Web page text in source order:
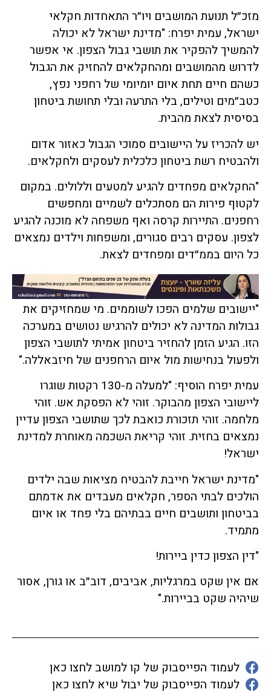
מזכ״ל תנועת המושבים ויו״ר התאחדות חקלאי
ישראל, עמית יפרח: "מדינת ישראל לא יכולה
להמשיך להפקיר את תושבי גבול הצפון. אי אפשר
לדרוש מהמושבים ומהחקלאים להחזיק את הגבול
כשהם חיים תחת איום יומיומי של רחפני נפץ,
כטב״מים וטילים, בלי התרעה ובלי תחושת ביטחון
בסיסית לצאת מהבית.
יש להכריז על היישובים סמוכי הגבול כאזור אדום
ולהבטיח רשת ביטחון כלכלית לעסקים ולחקלאים.
"החקלאים מפחדים להגיע למטעים וללולים. במקום
לקטוף פירות הם מסתכלים לשמיים ומחפשים
רחפנים. התיירות קרסה ואף משפחה לא מוכנה להגיע
לצפון. עסקים רבים סגורים, ומשפחות וילדים נמצאים
כל היום בממ״דים ומפחדים לצאת.
"יישובים שלמים הפכו לשוממים. מי שמחזיקים את
גבולות המדינה לא יכולים להרגיש נטושים במערכה
הזו. הגיע הזמן להחזיר ביטחון אמיתי לתושבי הצפון
ולפעול בנחישות מול איום הרחפנים של חיזבאללה."
עמית יפרח הוסיף: "למעלה מ-130 רקטות שוגרו
ליישובי הצפון מהבוקר. זוהי לא הפסקת אש. זוהי
מלחמה. זוהי תזכורת כואבת לכך שתושבי הצפון עדיין
נמצאים בחזית. זוהי קריאת השכמה מאוחרת למדינת
ישראל!
"מדינת ישראל חייבת להבטיח מציאות שבה ילדים
הולכים לבתי הספר, חקלאים מעבדים את אדמתם
בביטחון ותושבים חיים בבתיהם בלי פחד או איום
מתמיד.
"דין הצפון כדין ביירות!
אם אין שקט במרגליות, אביבים, דוב״ב או גורן, אסור
שיהיה שקט בביירות."
לעמוד הפייסבוק של קו למושב לחצו כאן
לעמוד הפייסבוק של יבול שיא לחצו כאן